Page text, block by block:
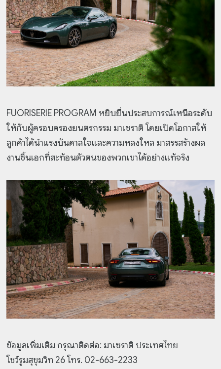
FUORISERIE PROGRAM หยิบยื่นประสบการณ์เหนือระดับ
ให้กับผู้ครอบครองยนตรกรรม มาเซราติ โดยเปิดโอกาสให้
ลูกค้าได้นำแรงบันดาลใจและความหลงใหล มาสรรสร้างผล
งานชิ้นเอกที่สะท้อนตัวตนของพวกเขาได้อย่างแท้จริง
ข้อมูลเพิ่มเติม กรุณาติดต่อ: มาเซราติ ประเทศไทย
โชว์รูมสุขุมวิท 26 โทร. 02-663-2233